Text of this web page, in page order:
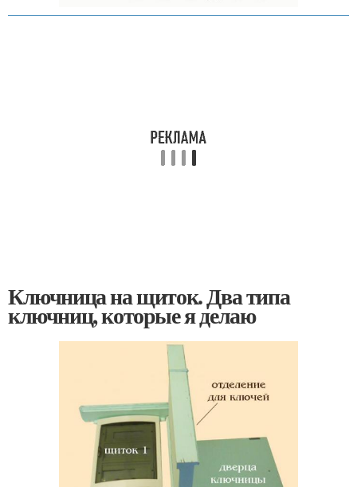
Ключница на щиток. Два типа
ключниц, которые я делаю